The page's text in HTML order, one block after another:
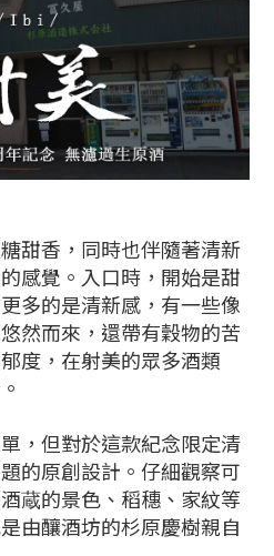
甜香，同時也伴隨著清新
感覺。入口時，開始是甜
多的是清新感，有一些像
然而來，還帶有穀物的苦
度，在射美的眾多酒類
，但對於這款紀念限定清
的原創設計。仔細觀察可
蔵的景色、稻穗、家紋等
由釀酒坊的杉原慶樹親自